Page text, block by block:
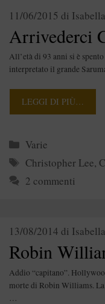
Arrivederci
11/06/2015 di
All’età di 93 anni si è
interpretato il grande
LEGGI DI PIÙ…
Categorie
Varie
Tag
Christopher Lee,
2 commenti
Robin
13/08/2014 di
Addio “capitano”.
morte di Robin Williams.
…